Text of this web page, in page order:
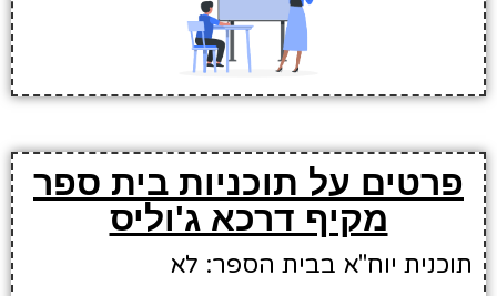
פרטים על תוכניות בית ספר
מקיף דרכא ג'וליס
תוכנית יוח"א בבית הספר: לא